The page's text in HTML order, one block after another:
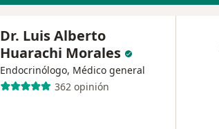
Dr. Luis Alberto
Huarachi Morales
Endocrinólogo, Médico general
362 opinión